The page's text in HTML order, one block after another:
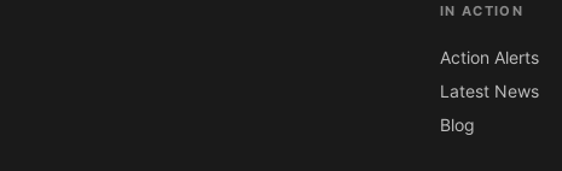
IN ACTION
Action Alerts
Latest News
Blog